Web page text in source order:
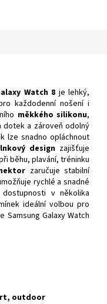
Watch 8 je lehký,
každodenní nošení i
měkkého silikonu,
a zároveň odolný
lze snadno opláchnout
designzajišťuje
běhu, plavání, tréninku
zaručuje stabilní
rychlé a snadné
v několika
ideální volbou pro
Galaxy Watch
outdoor